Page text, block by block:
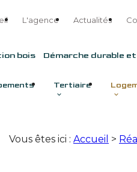
L'agence Actualités
bois Démarche durable
Tertiaire
Vous êtes ici : Accueil >